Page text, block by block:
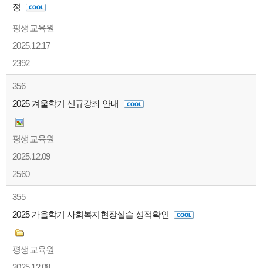
정
평생교육원
2025.12.17
2392
356
2025 겨울학기 신규강좌 안내
평생교육원
2025.12.09
2560
355
2025 가을학기 사회복지현장실습 성적확인
평생교육원